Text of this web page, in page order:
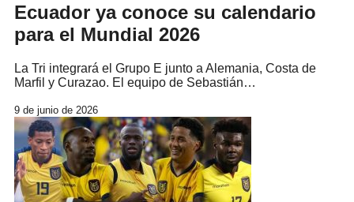
Ecuador ya conoce su calendario
para el Mundial 2026
La Tri integrará el Grupo E junto a Alemania, Costa de
Marfil y Curazao. El equipo de Sebastián…
9 de junio de 2026